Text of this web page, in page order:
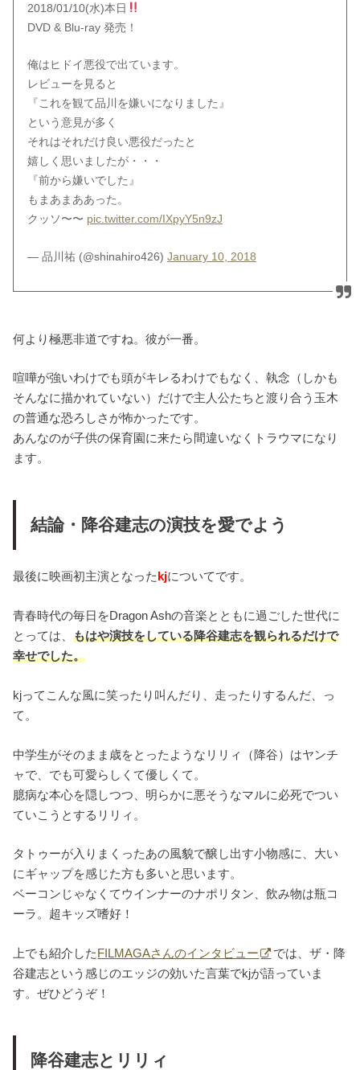
2018/01/10(水)本日
DVD & Blu-ray 発売！
俺はヒドイ悪役で出ています。
レビューを見ると
『これを観て品川を嫌いになりました』
という意見が多く
それはそれだけ良い悪役だったと
嬉しく思いましたが・・・
『前から嫌いでした』
もまあまああった。
クッソ〜〜 pic.twitter.com/IXpyY5n9zJ
— 品川祐 (@shinahiro426)January 10, 2018
何より極悪非道ですね。彼が一番。
喧嘩が強いわけでも頭がキレるわけでもなく、執念（しかも
そんなに描かれていない）だけで主人公たちと渡り合う玉木
の普通な恐ろしさが怖かったです。
あんなのが子供の保育園に来たら間違いなくトラウマになり
ます。
結論・降谷建志の演技を愛でよう
最後に映画初主演となった kjについてです。
青春時代の毎日をDragon Ashの音楽とともに過ごした世代に
とっては、もはや演技をしている降谷建志を観られるだけで
幸せでした。
kjってこんな風に笑ったり叫んだり、走ったりするんだ、っ
て。
中学生がそのまま歳をとったようなリリィ（降谷）はヤンチ
ャで、でも可愛らしくて優しくて。
臆病な本心を隠しつつ、明らかに悪そうなマルに必死でつい
ていこうとするリリィ。
タトゥーが入りまくったあの風貌で醸し出す小物感に、大い
にギャップを感じた方も多いと思います。
ベーコンじゃなくてウインナーのナポリタン、飲み物は瓶コ
ーラ。超キッズ嗜好！
上でも紹介した FILMAGAさんのインタビュー
では、ザ・降
谷建志という感じのエッジの効いた言葉でkjが語っていま
す。ぜひどうぞ！
降谷建志とリリィ